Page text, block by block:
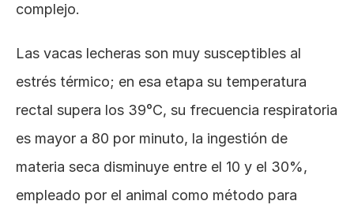
complejo.
Las vacas lecheras son muy susceptibles al
estrés térmico; en esa etapa su temperatura
rectal supera los 39°C, su frecuencia respiratoria
es mayor a 80 por minuto, la ingestión de
materia seca disminuye entre el 10 y el 30%,
empleado por el animal como método para